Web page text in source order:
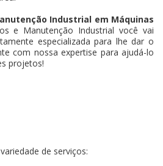
Industrial em Máquinas
e Manutenção Industrial você vai
especializada para lhe dar o
com nossa expertise para ajudá-lo
projetos!
de serviços: